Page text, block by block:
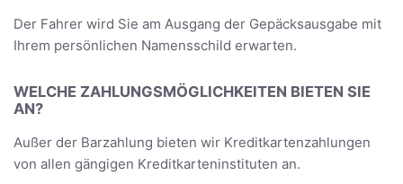
Der Fahrer wird Sie am Ausgang der Gepäcksausgabe mit
Ihrem persönlichen Namensschild erwarten.
WELCHE ZAHLUNGSMÖGLICHKEITEN BIETEN SIE
AN?
Außer der Barzahlung bieten wir Kreditkartenzahlungen
von allen gängigen Kreditkarteninstituten an.